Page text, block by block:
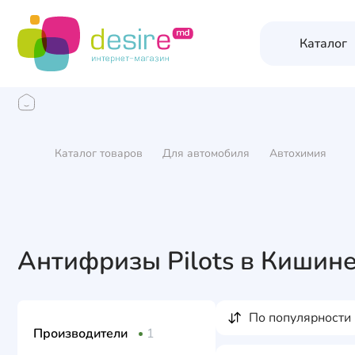
Каталог
Каталог товаров Для автомобиля Автохимия
Антифризы Pilots в
Производители 1
по популярности